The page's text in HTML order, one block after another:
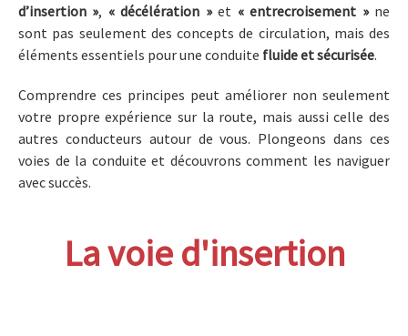
d’insertion », « décélération »et « entrecroisement »ne
sont pas seulement des concepts de circulation, mais des
éléments essentiels pour une conduite fluide et sécurisée.
Comprendre ces principes peut améliorer non seulement
votre propre expérience sur la route, mais aussi celle des
autres conducteurs autour de vous. Plongeons dans ces
voies de la conduite et découvrons comment les naviguer
avec succès.
La voie d'insertion